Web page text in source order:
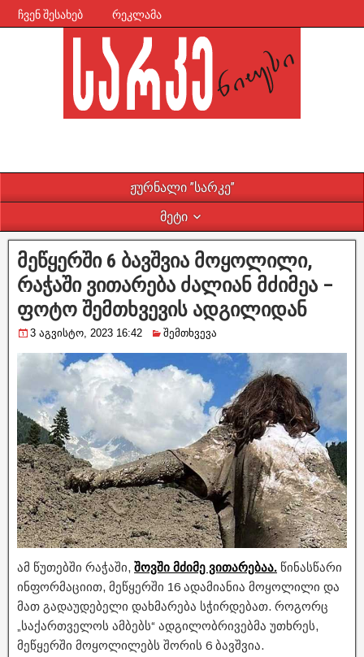
ჩვენ შესახებ რეკლამა
ჟურნალი ”სარკე”
მეტი
მეწყერში 6 ბავშვია მოყოლილი,
რაჭაში ვითარება ძალიან მძიმეა –
ფოტო შემთხვევის ადგილიდან
3 აგვისტო, 2023 16:42 შემთხვევა
ამ წუთებში რაჭაში, შოვში მძიმე ვითარებაა. წინასწარი
ინფორმაციით, მეწყერში 16 ადამიანია მოყოლილი და
მათ გადაუდებელი დახმარება სჭირდებათ. როგორც
„საქართველოს ამბებს“ ადგილობრივებმა უთხრეს,
მეწყერში მოყოლილებს შორის 6 ბავშვია.